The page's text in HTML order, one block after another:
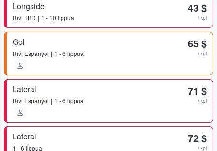
Longside
Rivi TBD 1 - 10 lippua
43 $
/ kpl
Gol
Rivi Espanyol 1 - 6 lippua
65 $
/ kpl
Lateral
Rivi Espanyol 1 - 6 lippua
71 $
/ kpl
Lateral
1 - 6 lippua
72 $
/ kpl